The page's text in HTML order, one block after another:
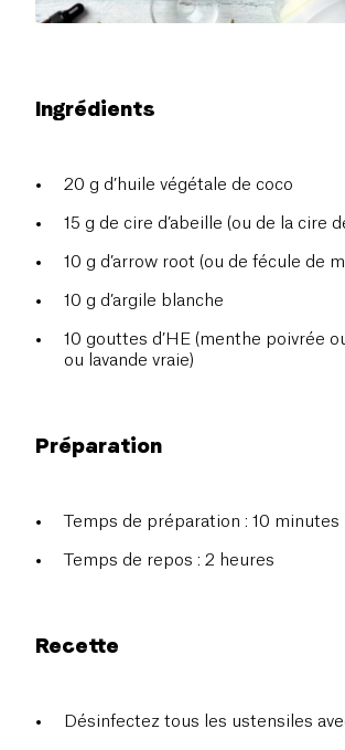
Ingrédients
20 g d’huile végétale de coco
15 g de cire d’abeille (ou de la cire
10 g d’arrow root (ou de fécule de
10 g d’argile blanche
10 gouttes d’HE (menthe poivrée
ou lavande vraie)
Préparation
Temps de préparation : 10 minutes
Temps de repos : 2 heures
Recette
Désinfectez tous les ustensiles avec